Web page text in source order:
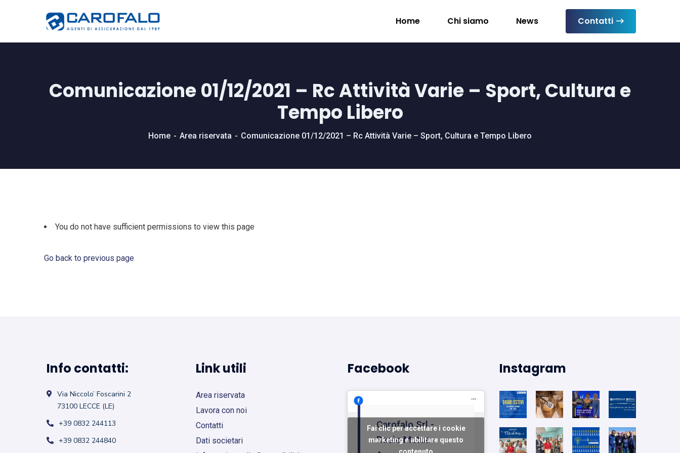
Home Chi siamo News Contatti
Comunicazione 01/12/2021 – Rc Attività Varie – Sport, Cultura e
Tempo Libero
Home Area riservata Comunicazione 01/12/2021 – Rc Attività Varie – Sport, Cultura e Tempo Libero
You do not have sufficient permissions to view this page
Go back to previous page
Info contatti:
Via Niccolo’ Foscarini 2
73100 LECCE (LE)
+39 0832 244113
+39 0832 244840
Link utili
Area riservata
Lavora con noi
Contatti
Dati societari
Facebook
Carofalo Srl -
Reale Mutua
Fai clic per accettare i cookie
marketing e abilitare questo
contenuto
Instagram